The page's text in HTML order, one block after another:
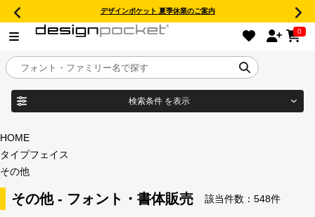
デザインポケット 夏季休業のご案内
0
目的別フォントガイド
特集
おすすめ
検索条件 を表示
HOME
タイプフェイス
その他
その他 - フォント・書体販売 該当件数： 548件